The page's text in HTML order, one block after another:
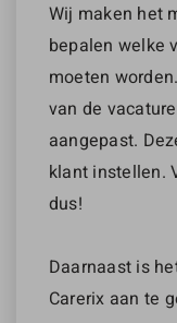
Wij maken het
bepalen welke
moeten
van de
aangepast.
klant instellen.
dus!
Daarnaast is
Carerix aan te